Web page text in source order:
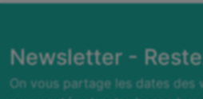
Newsletter -
On vous partage les dates des